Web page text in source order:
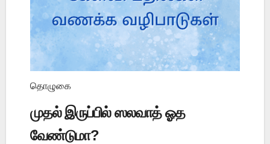
தொழுகை
முதல் இருப்பில் ஸலவாத் ஓத
வேண்டுமா?